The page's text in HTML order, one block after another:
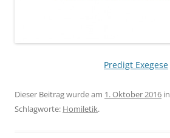
Predigt Exegese
Dieser Beitrag wurde am 1. Oktober 2016 in
Schlagworte: Homiletik.